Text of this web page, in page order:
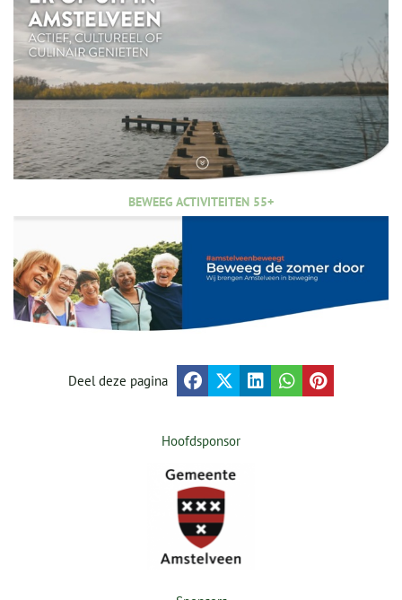
BEWEEG ACTIVITEITEN 55+
Deel deze pagina
Hoofdsponsor